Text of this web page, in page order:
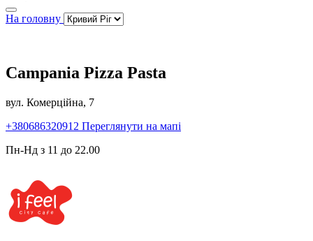
На головну
Campania Pizza Pasta
вул. Комерційна, 7
+380686320912 Переглянути на мапі
Пн-Нд з 11 до 22.00